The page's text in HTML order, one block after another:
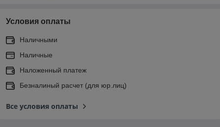
Условия оплаты
Наличными
Наличные
Наложенный платеж
Безналиный расчет (для юр.лиц)
Все условия оплаты